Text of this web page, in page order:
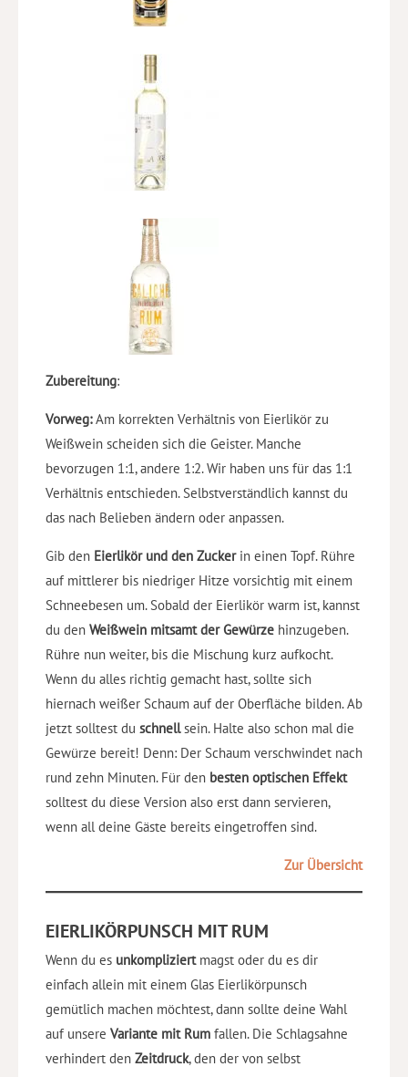
Zubereitung:
Vorweg:Am korrekten Verhältnis von Eierlikör zu
Weißwein scheiden sich die Geister. Manche
bevorzugen 1:1, andere 1:2. Wir haben uns für das 1:1
Verhältnis entschieden. Selbstverständlich kannst du
das nach Belieben ändern oder anpassen.
Gib den Eierlikör und den Zuckerin einen Topf. Rühre
auf mittlerer bis niedriger Hitze vorsichtig mit einem
Schneebesen um. Sobald der Eierlikör warm ist, kannst
du den Weißwein mitsamt der Gewürze hinzugeben.
Rühre nun weiter, bis die Mischung kurz aufkocht.
Wenn du alles richtig gemacht hast, sollte sich
hiernach weißer Schaum auf der Oberfläche bilden. Ab
jetzt solltest du schnellsein. Halte also schon mal die
Gewürze bereit! Denn: Der Schaum verschwindet nach
rund zehn Minuten. Für den besten optischen Effekt
solltest du diese Version also erst dann servieren,
wenn all deine Gäste bereits eingetroffen sind.
Zur Übersicht
EIERLIKÖRPUNSCH MIT RUM
Wenn du es unkompliziertmagst oder du es dir
einfach allein mit einem Glas Eierlikörpunsch
gemütlich machen möchtest, dann sollte deine Wahl
auf unsere Variante mit Rum fallen. Die Schlagsahne
verhindert den Zeitdruck, den der von selbst